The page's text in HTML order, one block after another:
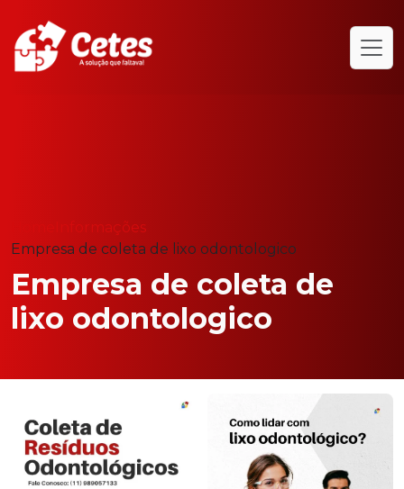
Informações
Empresa de coleta de lixo odontologico
Empresa de coleta de
lixo odontologico